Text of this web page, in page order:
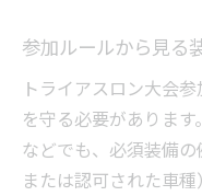
参加ルールから見る
トライアスロン大会
を守る必要がありま
などでも、必須装備
または認可された車